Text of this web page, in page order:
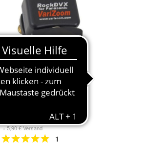
VariZoom Vzrockdvx
Hinterkamerabedienung
Panasonic
+ 5,90 € Versand
1